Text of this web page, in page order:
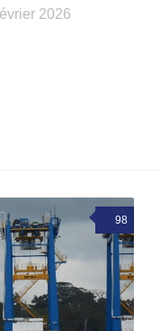
2026
98